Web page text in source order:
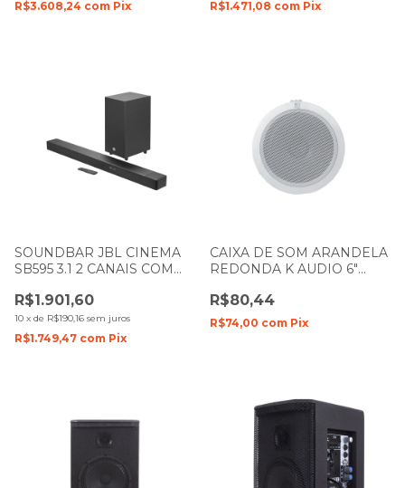
R$3.608,24 com Pix R$1.471,08 com Pix
SOUNDBAR JBL CINEMA
SB595 3.1 2 CANAIS COM
220W
R$1.901,60
10 x de R$190,16 sem juros
R$1.749,47 com Pix
CAIXA DE SOM ARANDELA
REDONDA K AUDIO 6"
BRANCA
R$80,44
R$74,00 com Pix